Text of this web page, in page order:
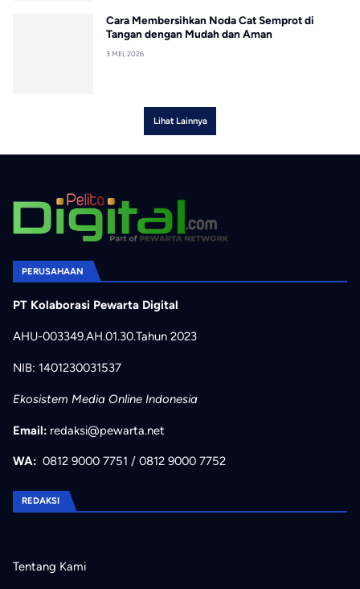
Cara Membersihkan Noda Cat Semprot di
Tangan dengan Mudah dan Aman
3 MEI, 2026
Lihat Lainnya
PERUSAHAAN
PT Kolaborasi Pewarta Digital
AHU-003349.AH.01.30.Tahun 2023
NIB: 1401230031537
Ekosistem Media Online Indonesia
Email: redaksi@pewarta.net
WA: 0812 9000 7751 / 0812 9000 7752
REDAKSI
Tentang Kami